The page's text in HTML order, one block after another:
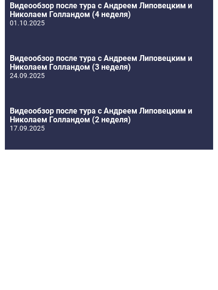
Видеообзор после тура с Андреем Липовецким и
Николаем Голландом (4 неделя)
01.10.2025
Видеообзор после тура с Андреем Липовецким и
Николаем Голландом (3 неделя)
24.09.2025
Видеообзор после тура с Андреем Липовецким и
Николаем Голландом (2 неделя)
17.09.2025